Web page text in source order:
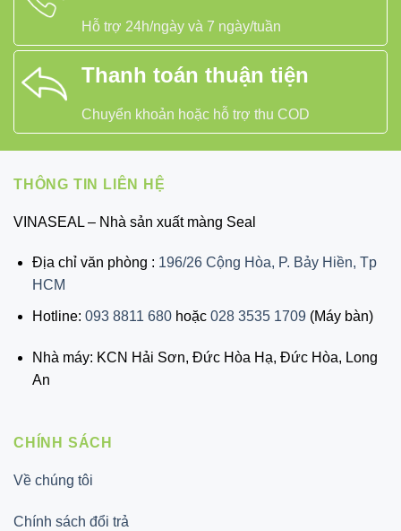
Hỗ trợ 24h/ngày và 7 ngày/tuần
Thanh toán thuận tiện
Chuyển khoản hoặc hỗ trợ thu COD
THÔNG TIN LIÊN HỆ
VINASEAL – Nhà sản xuất màng Seal
Địa chỉ văn phòng : 196/26 Cộng Hòa, P. Bảy Hiền, Tp
HCM
Hotline: 093 8811 680hoặc 028 3535 1709(Máy bàn)
Nhà máy: KCN Hải Sơn, Đức Hòa Hạ, Đức Hòa, Long
An
CHÍNH SÁCH
Về chúng tôi
Chính sách đổi trả